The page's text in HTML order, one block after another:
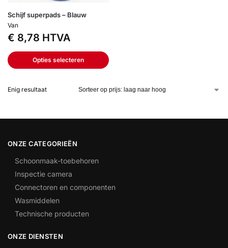
Schijf superpads – Blauw
Van
€ 8,78 HTVA
Opties selecteren
Enig resultaat
ONZE CATEGORIEËN
Schoonmaak-toebehoren
Inspectie camera
Connectoren en componenten
Wasmiddelen
Technische producten
ONZE DIENSTEN